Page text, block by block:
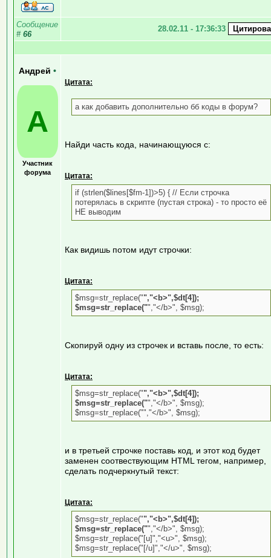
Сообщение
# 66
28.02.11 - 17:36:33
Андрей •
А
Участник
форума
Цитата:
а как добавить дополнительно бб коды в форум?
Найди часть кода, начинающуюся с:
Цитата:
if (strlen($lines[$fm-1])>5) { // Если строчка
потерялась в скрипте (пустая строка) - то просто её
НЕ выводим
Как видишь потом идут строчки:
Цитата:
$msg=str_replace("","<b>",$dt[4]);
$msg=str_replace("","</b>", $msg);
Скопируй одну из строчек и вставь после, то есть:
Цитата:
$msg=str_replace("","<b>",$dt[4]);
$msg=str_replace("","</b>", $msg);
$msg=str_replace("","</b>", $msg);
и в третьей строчке поставь код, и этот код будет
заменен соотвествующим HTML тегом, например,
сделать подчеркнутый текст:
Цитата:
$msg=str_replace("","<b>",$dt[4]);
$msg=str_replace("","</b>", $msg);
$msg=str_replace("[u]","<u>", $msg);
$msg=str_replace("[/u]","</u>", $msg);